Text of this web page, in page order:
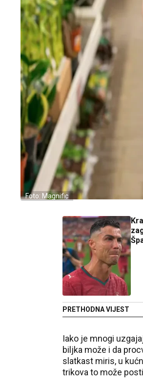
Foto: Magnific
PRETHODNA VIJEST
Iako je mnogi
biljka može i da
slatkast miris, u
trikova to može